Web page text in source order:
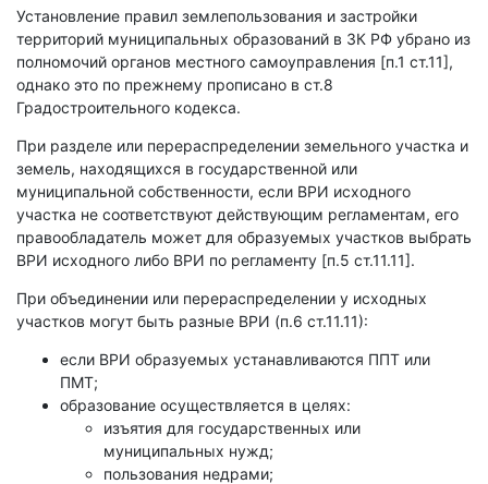
Установление правил землепользования и застройки
территорий муниципальных образований в ЗК РФ убрано из
полномочий органов местного самоуправления [п.1 ст.11],
однако это по прежнему прописано в ст.8
Градостроительного кодекса.
При разделе или перераспределении земельного участка и
земель, находящихся в государственной или
муниципальной собственности, если ВРИ исходного
участка не соответствуют действующим регламентам, его
правообладатель может для образуемых участков выбрать
ВРИ исходного либо ВРИ по регламенту [п.5 ст.11.11].
При объединении или перераспределении у исходных
участков могут быть разные ВРИ (п.6 ст.11.11):
если ВРИ образуемых устанавливаются ППТ или
ПМТ;
образование осуществляется в целях:
изъятия для государственных или
муниципальных нужд;
пользования недрами;